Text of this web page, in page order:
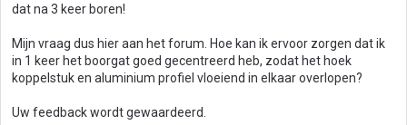
dat na 3 keer boren!
Mijn vraag dus hier aan het forum. Hoe kan ik ervoor zorgen dat ik
in 1 keer het boorgat goed gecentreerd heb, zodat het hoek
koppelstuk en aluminium profiel vloeiend in elkaar overlopen?
Uw feedback wordt gewaardeerd.